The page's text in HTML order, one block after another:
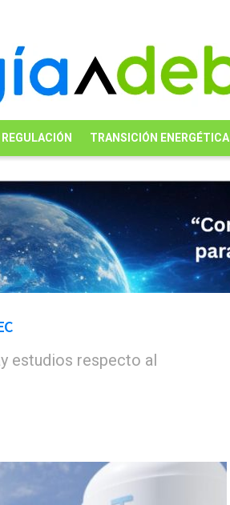
REGULACIÓN TRANSICIÓN ENERGÉTICA
estudios respecto al